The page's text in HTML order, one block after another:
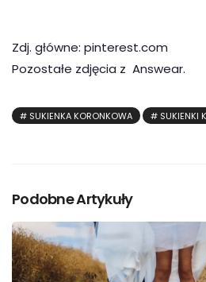
Zdj. główne: pinterest.com
Pozostałe zdjęcia z Answear.
SUKIENKA KORONKOWA SUKIENKI
Podobne Artykuły